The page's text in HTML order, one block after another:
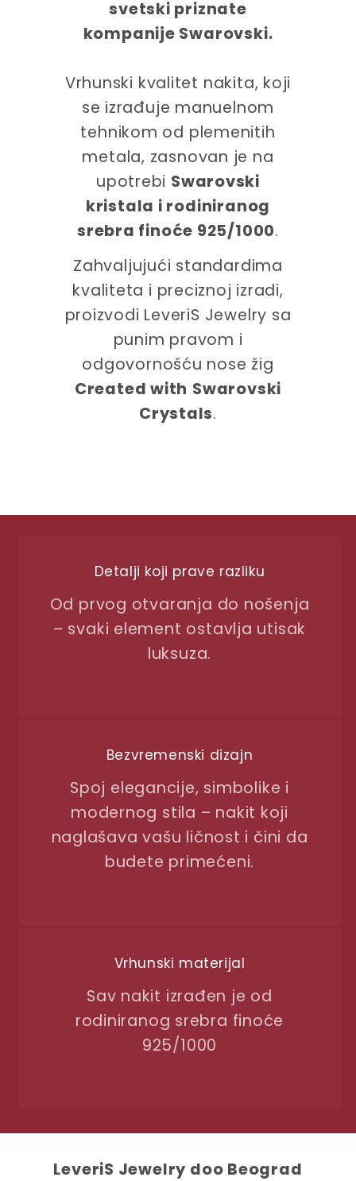
svetski priznate
kompanije Swarovski.
Vrhunski kvalitet nakita, koji
se izrađuje manuelnom
tehnikom od plemenitih
metala, zasnovan je na
upotrebi Swarovski
kristala i rodiniranog
srebra finoće 925/1000.
Zahvaljujući standardima
kvaliteta i preciznoj izradi,
proizvodi LeveriS Jewelry sa
punim pravom i
odgovornošću nose žig
Created with Swarovski
Crystals.
Detalji koji prave razliku
Od prvog otvaranja do nošenja
– svaki element ostavlja utisak
luksuza.
Bezvremenski dizajn
Spoj elegancije, simbolike i
modernog stila – nakit koji
naglašava vašu ličnost i čini da
budete primećeni.
Vrhunski materijal
Sav nakit izrađen je od
rodiniranog srebra finoće
925/1000
LeveriS Jewelry doo Beograd